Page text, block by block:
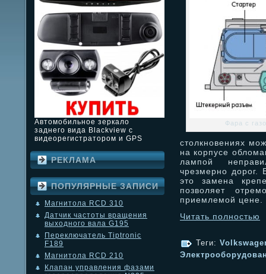
Автомобильное зеркало
заднего вида Blackview с
видеорегистратором и GPS
РЕКЛАМА
ПОПУЛЯРНЫЕ ЗАПИСИ
Магнитола RCD 310
Датчик частоты вращения
выходного вала G195
Переключатель Tiptronic
F189
Магнитола RCD 210
Клапан управления фазами
Фара с
столкновениях
на корпусе
лампой
чрезмерно дорог.
это замена
позволяет
приемлемой цене.
Читать полностью
Теги: